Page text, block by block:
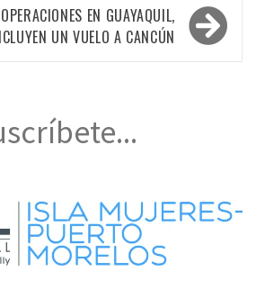
EN GUAYAQUIL,
UN VUELO A CANCÚN